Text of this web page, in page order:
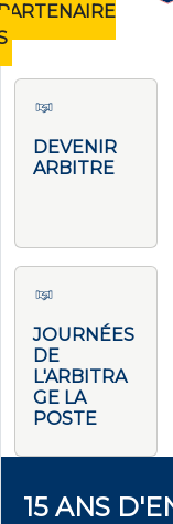
DEVENIR
ARBITRE
JOURNÉES
DE
L'ARBITRA
GE LA
POSTE
15 ANS